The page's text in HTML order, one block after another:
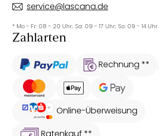
service@lascana.de
* Mo - Fr: 08 - 20 Uhr; Sa: 09 - 17 Uhr; So: 09 - 14 Uhr.
Zahlarten
Rechnung **
Online-Überweisung